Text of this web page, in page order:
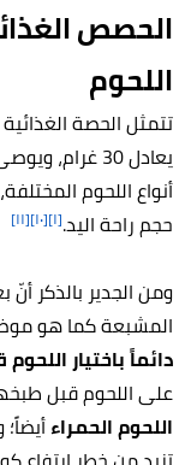
الحصص
اللحوم
تتمثل الحصة الغذائية
أنواع اللحوم
حجم راحة اليد.[١] [١٠] [١١]
ومن الجدير بالذكر
المشبعة كما هو
دائماً باختيار
على اللحوم قبل
اللحوم الحمراء